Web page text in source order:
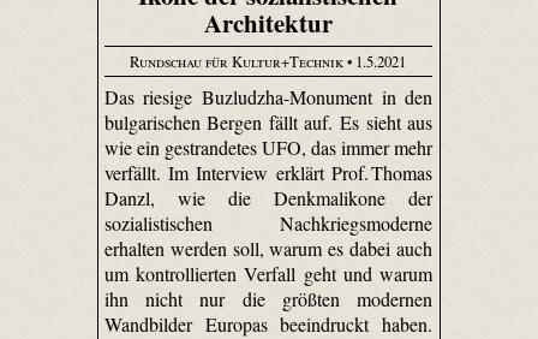
Architektur
Rundschau für Kultur+Technik• 1.5.2021
Das riesige Buzludzha-Monument in den
bulgarischen Bergen fällt auf. Es sieht aus
wie ein gestrandetes UFO, das immer mehr
verfällt. Im Interview erklärt Prof. Thomas
Danzl, wie die Denkmalikone der
sozialistischen Nachkriegsmoderne
erhalten werden soll, warum es dabei auch
um kontrollierten Verfall geht und warum
ihn nicht nur die größten modernen
Wandbilder Europas beeindruckt haben.